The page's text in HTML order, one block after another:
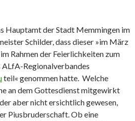
Hauptamt der Stadt Memmingen im
Schilder, dass dieser »im März
Rahmen der Feierlichkeiten zum
Regionalverbandes
teil« genommen hatte. Welche
an dem Gottesdienst mitgewirkt
aber nicht ersichtlich gewesen,
Piusbruderschaft. Ob eine